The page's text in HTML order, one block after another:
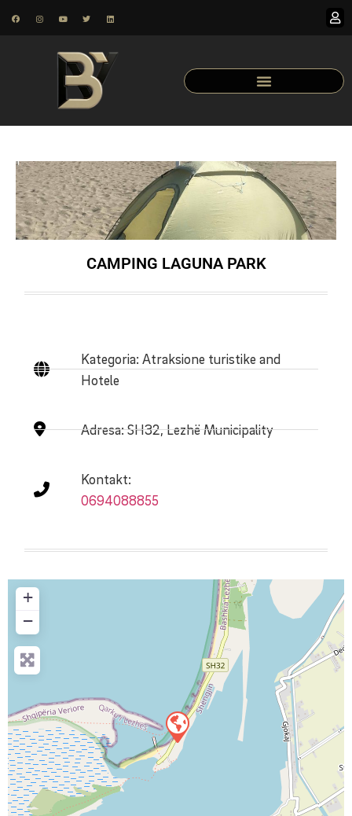
CAMPING LAGUNA PARK
Kategoria: Atraksione turistike and
Hotele
Adresa:SH32, Lezhë Municipality
Kontakt:
0694088855
+
−